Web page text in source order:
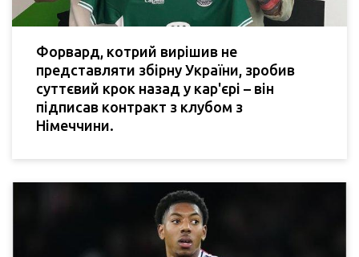
Форвард, котрий вирішив не
представляти збірну України, зробив
суттєвий крок назад у кар'єрі – він
підписав контракт з клубом з
Німеччини.